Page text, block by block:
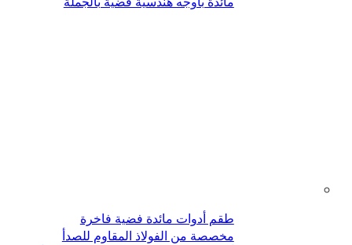
طقم أدوات مائدة فضية فاخرة
مخصصة من الفولاذ المقاوم للصدأ